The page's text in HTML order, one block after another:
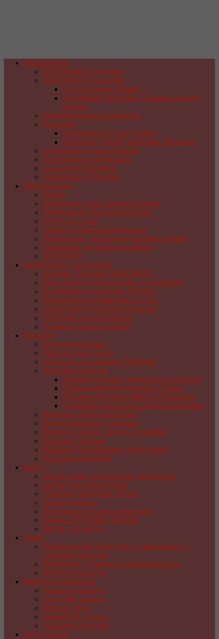
HANDMADE
HANDMADE для дачи
HANDMADE для дома
Мыло своими руками
Handmade для дома. Поделки своими
руками
Декорирование предметов
Вышивка
Вышивка крестом. Схемы
Вышивка гладью, лентами, бисером
из природных материалов
из бросового материала
из бумаги и картона
Handmade из бисера
Мастер-класс
Лепка
Игрушки и куклы своими руками
Плетение из газет и журналов
Цветы из ткани
Цветы и поделки из капрона
Аксессуары, украшения своими руками
Handmade из фетра и войлока
ДЕКУПАЖ
Handmade к праздникам
8 марта. Подарки HANDMADE
День Святого Валентина — handmade
Handmade к празднику ПАСХA
Праздничная сервировка стола
Новогодние игрушки и поделки
Открытки ручной работы
Подарки своими руками
Вязание
Вязание игрушек
Куколки Амигуруми
Журналы со схемами. Вязание
Вязание крючком
Вязание пледов, покрывал и подушек
Вязаная крючком одежда. Схемы
Вязание крючком. Мелочи и поделки
Салфетки, скатерти и коврики крючком
Вязание сумок и корзинок
Цветы крючком и спицами
Вязание. Шапки, шляпы и шарфы
Вязание спицами
Вязание. Украшения и аксессуары
Вязание для детей
Шитье
Шитье сумок, косметичек, кошельков
Шитье для уюта в доме
Пэчворк, лоскутное шитье
Шитье одежды
Игрушки из носков и перчаток
Шитье. ИГРУШКИ, КУКЛЫ
Шитье для детей
Кухня
Кондитерское искусство из марципана и
сахарной мастики
Кулинария. Сладкая и красивая кухня
Вкусные рецепты
Красота и Здоровье
Рецепты красоты
Сам себе лекарь
Мода и стиль
Движение и спорт
Здоровое питание
Все рубрики